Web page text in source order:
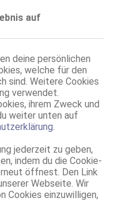
auf
deine persönlichen
welche für den
sind. Weitere Cookies
verwendet.
ihrem Zweck und
weiter unten auf
jederzeit zu geben,
indem du die Cookie-
öffnest. Den Link
Webseite. Wir
Cookies einzuwilligen,
33 Jahre, 80B, KF 36, 1.65m, total rasiert, karibisch
b. Ihr, BV